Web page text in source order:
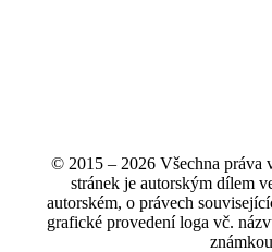
© 2015 – 2026 Všechna práva
stránek je autorským dílem
autorském, o právech
grafické provedení loga vč.